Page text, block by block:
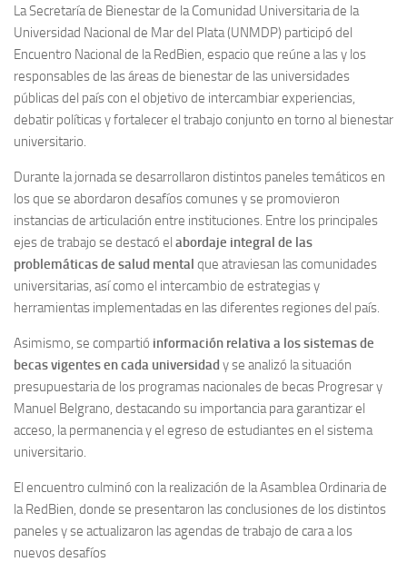
La Secretaría de Bienestar de la Comunidad Universitaria de la
Universidad Nacional de Mar del Plata (UNMDP) participó del
Encuentro Nacional de la RedBien, espacio que reúne a las y los
responsables de las áreas de bienestar de las universidades
públicas del país con el objetivo de intercambiar experiencias,
debatir políticas y fortalecer el trabajo conjunto en torno al bienestar
universitario.
Durante la jornada se desarrollaron distintos paneles temáticos en
los que se abordaron desafíos comunes y se promovieron
instancias de articulación entre instituciones. Entre los principales
ejes de trabajo se destacó el abordaje integral de las
problemáticas de salud mental que atraviesan las comunidades
universitarias, así como el intercambio de estrategias y
herramientas implementadas en las diferentes regiones del país.
Asimismo, se compartió información relativa a los sistemas de
becas vigentes en cada universidad y se analizó la situación
presupuestaria de los programas nacionales de becas Progresar y
Manuel Belgrano, destacando su importancia para garantizar el
acceso, la permanencia y el egreso de estudiantes en el sistema
universitario.
El encuentro culminó con la realización de la Asamblea Ordinaria de
la RedBien, donde se presentaron las conclusiones de los distintos
paneles y se actualizaron las agendas de trabajo de cara a los
nuevos desafíos